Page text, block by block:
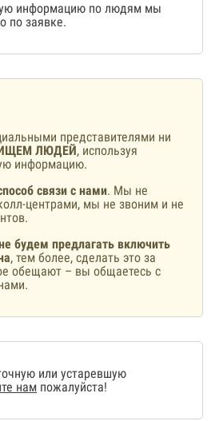
информацию по людям мы
по заявке.
представителями ни
ЛЮДЕЙ, используя
информацию.
связи с нами. Мы не
центрами, мы не звоним и не
будем предлагать включить
, тем более, сделать это за
обещают – вы общаетесь с
или устаревшую
нам пожалуйста!